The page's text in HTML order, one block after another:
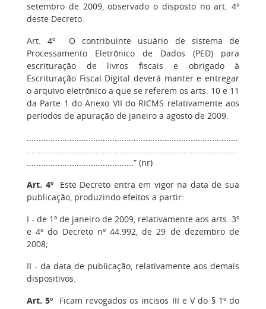
setembro de 2009, observado o disposto no art. 4º
deste Decreto.
Art. 4º O contribuinte usuário de sistema de
Processamento Eletrônico de Dados (PED) para
escrituração de livros fiscais e obrigado à
Escrituração Fiscal Digital deverá manter e entregar
o arquivo eletrônico a que se referem os arts. 10 e 11
da Parte 1 do Anexo VII do RICMS relativamente aos
períodos de apuração de janeiro a agosto de 2009.
.........................................................................................
.........................................................................................
.............................................” (nr)
Art. 4ºEste Decreto entra em vigor na data de sua
publicação, produzindo efeitos a partir:
I - de 1º de janeiro de 2009, relativamente aos arts. 3º
e 4º do Decreto nº 44.992, de 29 de dezembro de
2008;
II - da data de publicação, relativamente aos demais
dispositivos.
Art. 5º Ficam revogados os incisos III e V do § 1º do